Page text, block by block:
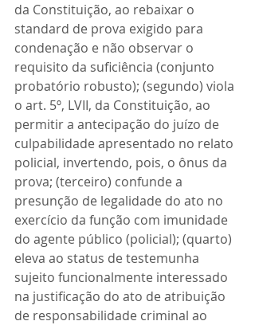
da Constituição, ao rebaixar o
standard de prova exigido para
condenação e não observar o
requisito da suficiência (conjunto
probatório robusto); (segundo) viola
o art. 5º, LVII, da Constituição, ao
permitir a antecipação do juízo de
culpabilidade apresentado no relato
policial, invertendo, pois, o ônus da
prova; (terceiro) confunde a
presunção de legalidade do ato no
exercício da função com imunidade
do agente público (policial); (quarto)
eleva ao status de testemunha
sujeito funcionalmente interessado
na justificação do ato de atribuição
de responsabilidade criminal ao